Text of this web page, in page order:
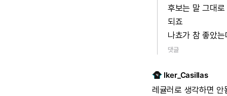
후보는 말 그대로
되죠
나쵸가 참 좋았
댓글
Iker_Casillas
레귤러로 생각하면 안